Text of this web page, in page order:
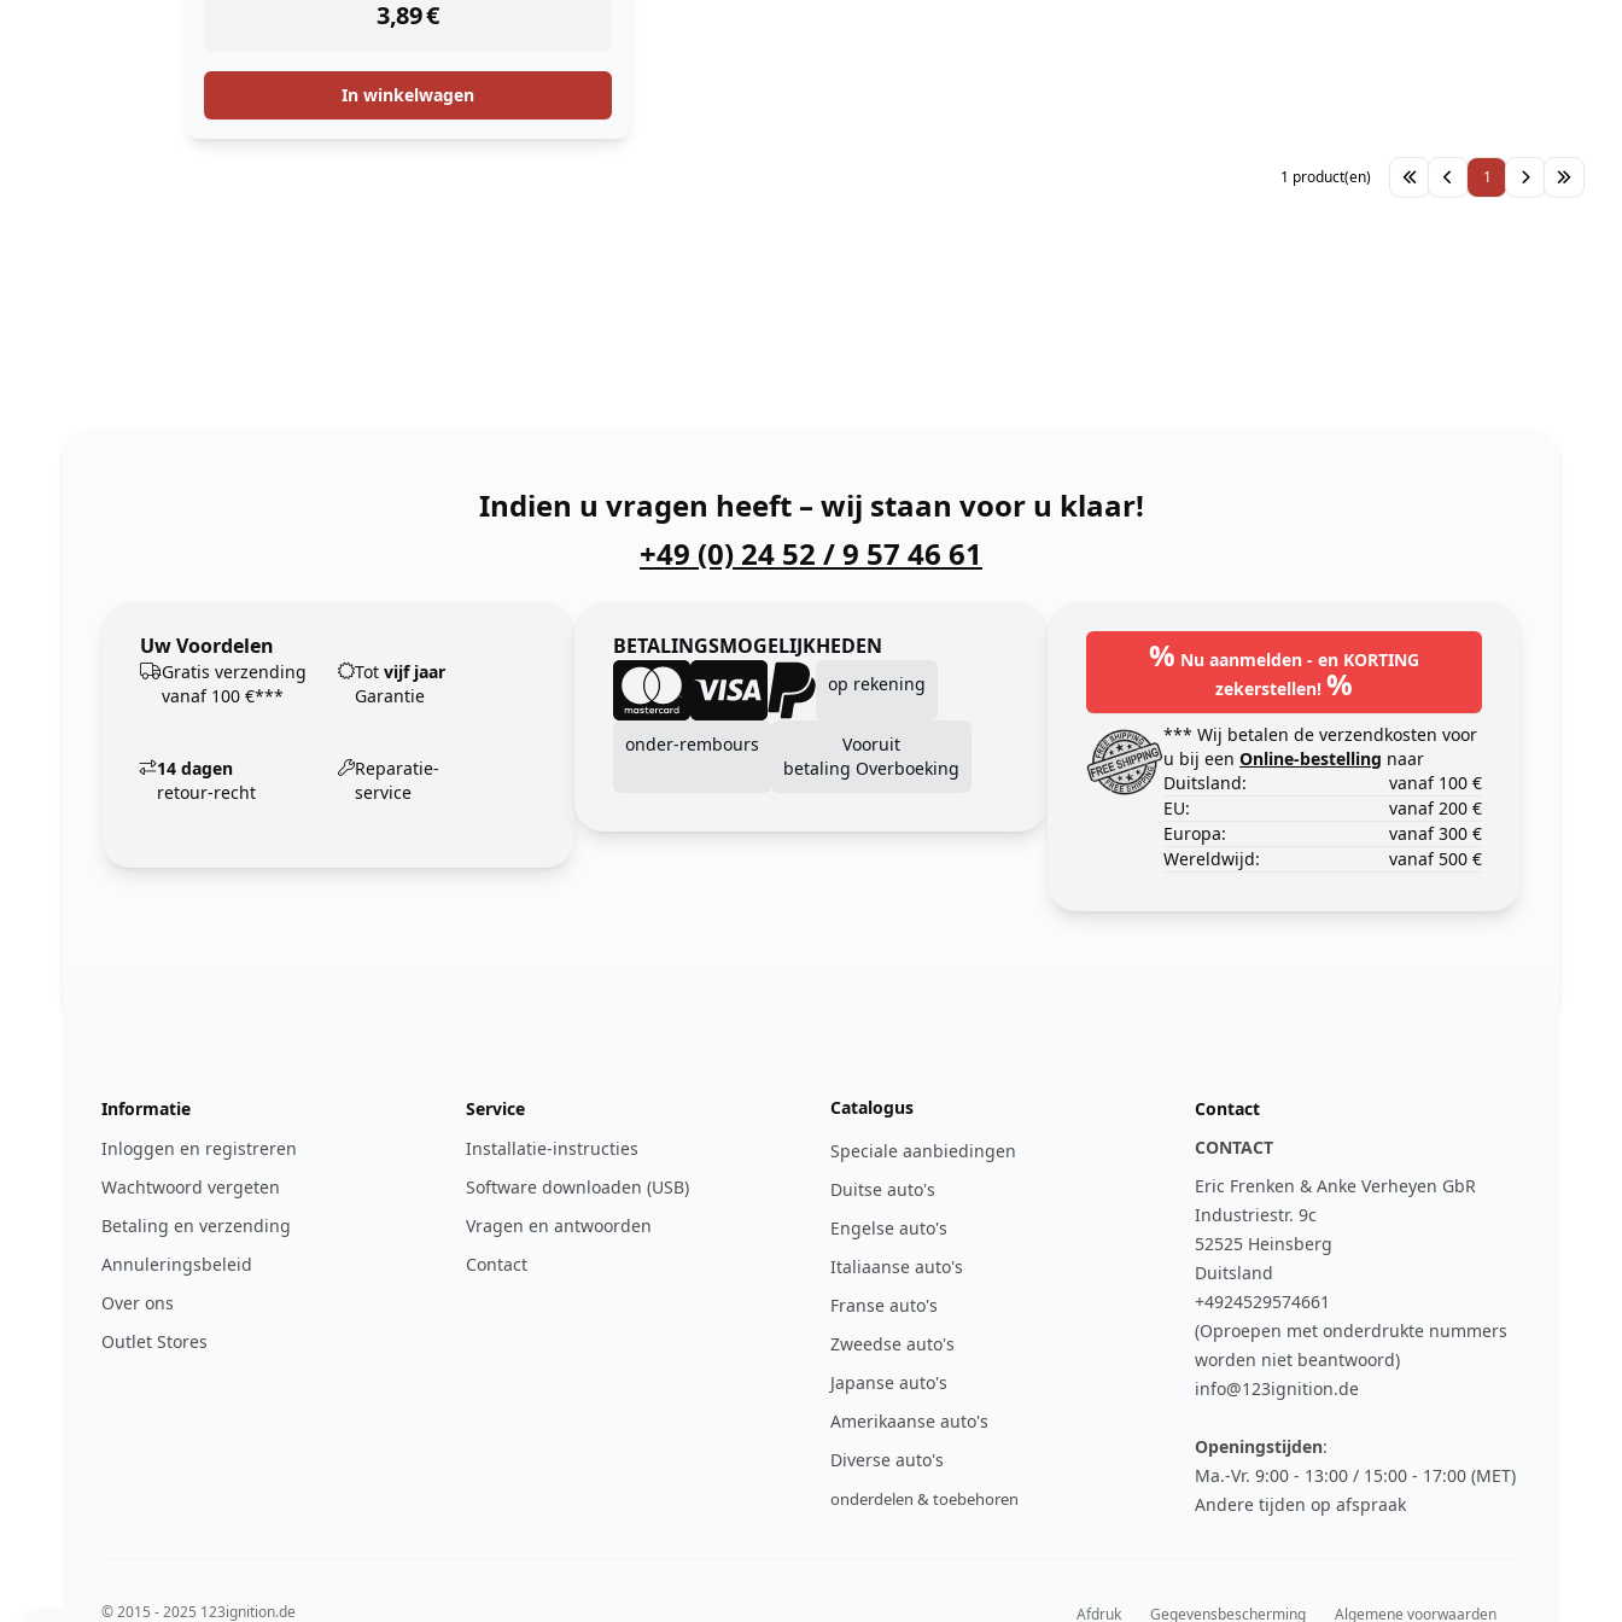
3,89€
In winkelwagen
1
1 product(en)
Indien u vragen heeft – wij staan voor u klaar!
+49 (0) 24 52 / 9 57 46 61
Uw Voordelen
Gratis verzending
vanaf 100 €***
Tot vijf jaar
Garantie
14 dagen
retour-recht
Reparatie-
service
BETALINGSMOGELIJKHEDEN
op rekening
onder-rembours
Vooruit
betaling Overboeking
% Nu aanmelden - en KORTING
zekerstellen! %
*** Wij betalen de verzendkosten voor
u bij een Online-bestelling naar
Duitsland:
vanaf 100 €
EU:
vanaf 200 €
Europa:
vanaf 300 €
Wereldwijd:
vanaf 500 €
Informatie
Inloggen en registreren
Wachtwoord vergeten
Betaling en verzending
Annuleringsbeleid
Over ons
Outlet Stores
Service
Installatie-instructies
Software downloaden (USB)
Vragen en antwoorden
Contact
Catalogus
Speciale aanbiedingen
Duitse auto's
Engelse auto's
Italiaanse auto's
Franse auto's
Zweedse auto's
Japanse auto's
Amerikaanse auto's
Diverse auto's
onderdelen & toebehoren
Contact
CONTACT
Eric Frenken & Anke Verheyen GbR
Industriestr. 9c
52525 Heinsberg
Duitsland
+4924529574661
(Oproepen met onderdrukte nummers
worden niet beantwoord)
info@123ignition.de
Openingstijden:
Ma.-Vr. 9:00 - 13:00 / 15:00 - 17:00 (MET)
Andere tijden op afspraak
Afdruk Gegevensbescherming Algemene voorwaarden
© 2015 - 2025 123ignition.de